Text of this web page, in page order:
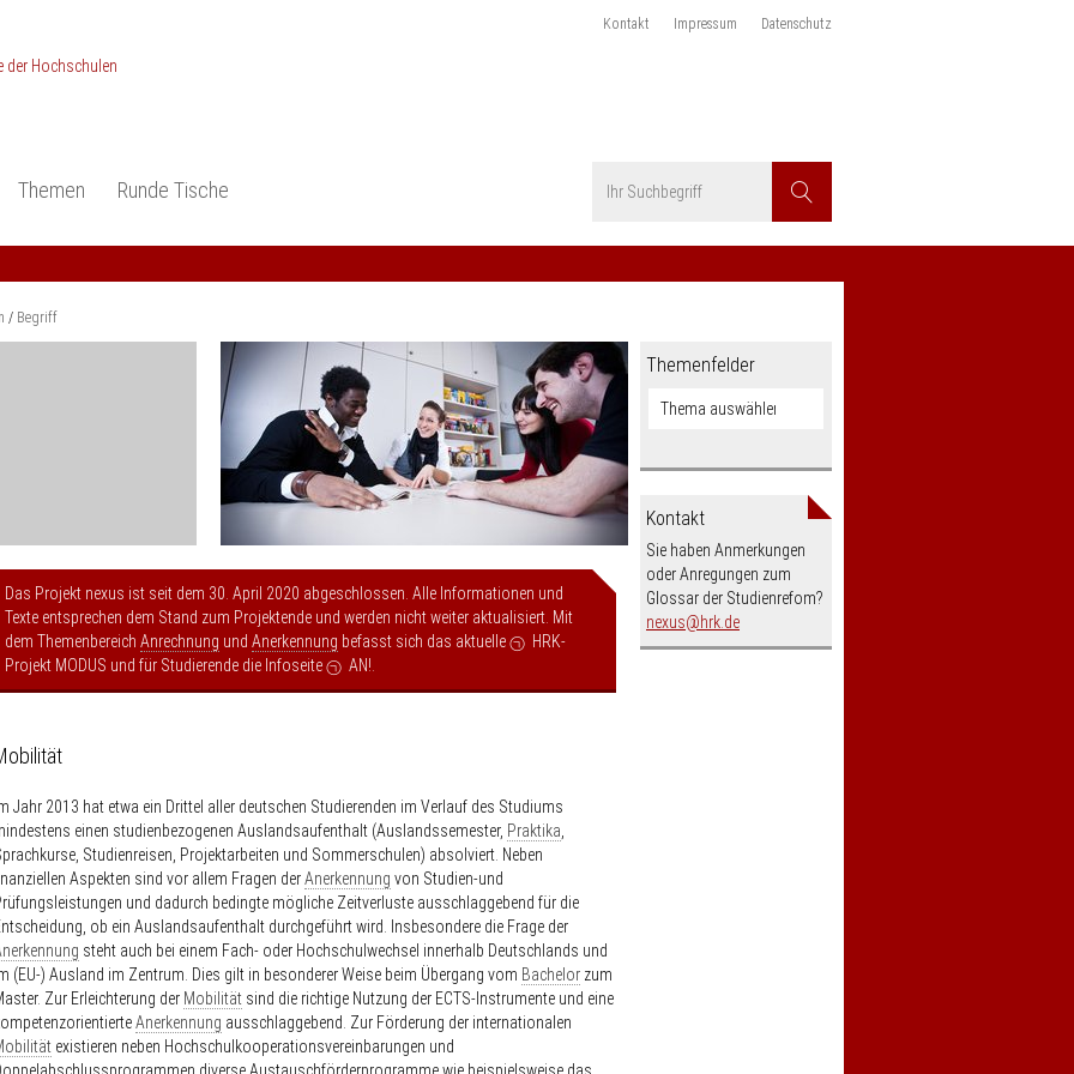
Kontakt Impressum Datenschutz
Suchen
Themen
Studieneingangsphase
Studienqualität
Praxisbezüge
Runde Tische
Anerkennung
wissenschaften
Begriff
Das Projekt nexus ist seit dem 30. April 2020 abgeschlossen. Alle Informationen und
Texte entsprechen dem Stand zum Projektende und werden nicht weiter aktualisiert. Mit
dem Themenbereich Anrechnung und Anerkennung befasst sich das aktuelle
HRK-
Projekt MODUS und für Studierende die Infoseite AN!
Jahr 2013 hat etwa ein Drittel aller deutschen Studierenden im Verlauf des Studiums
einen studienbezogenen Auslandsaufenthalt (Auslandssemester, Praktika
Studienreisen, Projektarbeiten und Sommerschulen) absolviert. Neben
Aspekten sind vor allem Fragen derAnerkennung von Studien-und
und dadurch bedingte mögliche Zeitverluste ausschlaggebend für die
ob ein Auslandsaufenthalt durchgeführt wird. Insbesondere die Frage der
steht auch bei einem Fach- oder Hochschulwechsel innerhalb Deutschlands und
(EU-) Ausland im Zentrum. Dies gilt in besonderer Weise beim Übergang vom Bachelor zum
Zur Erleichterung der Mobilität sind die richtige Nutzung der ECTS-Instrumente und eine
Anerkennung ausschlaggebend. Zur Förderung der internationalen
existieren neben Hochschulkooperationsvereinbarungen und
Themenfelder
Kontakt
Sie haben Anmerkungen
oder Anregungen zum
Glossar der Studienrefom?
nexus
nospam-
hrk.de